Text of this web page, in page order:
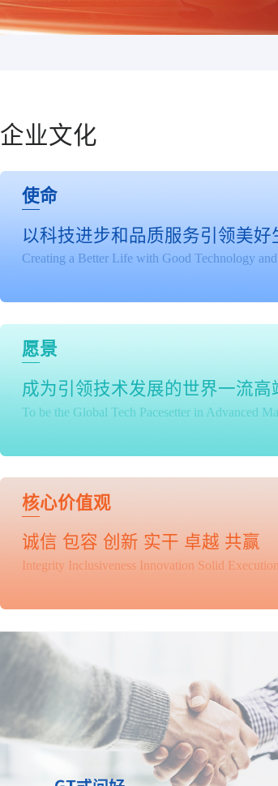
企业文化
使命
以科技进步和品质服务引领美好
Creating a Better Life with Good Technology
愿景
成为引领技术发展的世界一流高
To be the Global Tech Pacesetter in Advanced
核心价值观
诚信 包容 创新 实干 卓越 共赢
Integrity Inclusiveness Innovation Solid